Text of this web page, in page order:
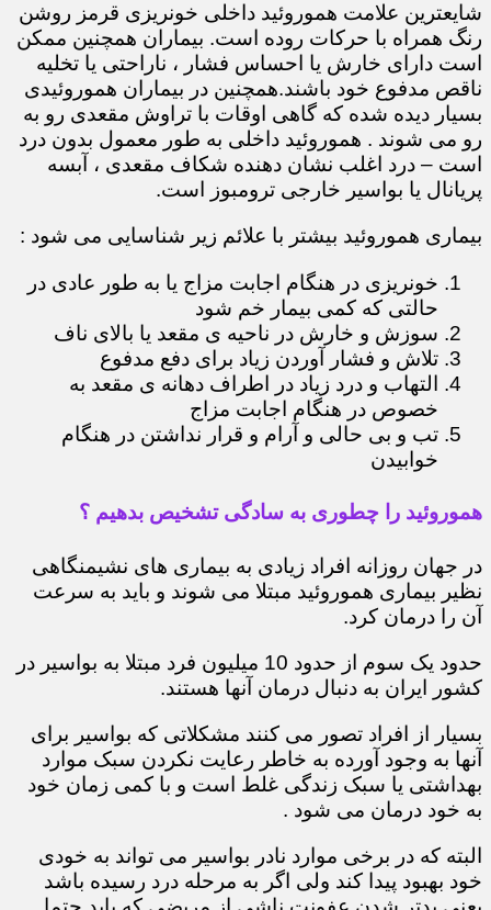
شایعترین علامت هموروئید داخلی خونریزی قرمز روشن
رنگ همراه با حرکات روده است. بیماران همچنین ممکن
است دارای خارش یا احساس فشار ، ناراحتی یا تخلیه
ناقص مدفوع خود باشند.همچنین در بیماران هموروئیدی
بسیار دیده شده که گاهی اوقات با تراوش مقعدی رو به
رو می شوند . هموروئید داخلی به طور معمول بدون درد
است – درد اغلب نشان دهنده شکاف مقعدی ، آبسه
پریانال یا بواسیر خارجی ترومبوز است.
بیماری هموروئید بیشتر با علائم زیر شناسایی می شود :
خونریزی در هنگام اجابت مزاج یا به طور عادی در
حالتی که کمی بیمار خم شود
سوزش و خارش در ناحیه ی مقعد یا بالای ناف
تلاش و فشار آوردن زیاد برای دفع مدفوع
التهاب و درد زیاد در اطراف دهانه ی مقعد به
خصوص در هنگام اجابت مزاج
تب و بی حالی و آرام و قرار نداشتن در هنگام
خوابیدن
هموروئید را چطوری به سادگی تشخیص بدهیم ؟
در جهان روزانه افراد زیادی به بیماری های نشیمنگاهی
نظیر بیماری هموروئید مبتلا می شوند و باید به سرعت
آن را درمان کرد.
حدود یک سوم از حدود 10 میلیون فرد مبتلا به بواسیر در
کشور ایران به دنبال درمان آنها هستند.
بسیار از افراد تصور می کنند مشکلاتی که بواسیر برای
آنها به وجود آورده به خاطر رعایت نکردن سبک موارد
بهداشتی یا سبک زندگی غلط است و با کمی زمان خود
به خود درمان می شود .
البته که در برخی موارد نادر بواسیر می تواند به خودی
خود بهبود پیدا کند ولی اگر به مرحله درد رسیده باشد